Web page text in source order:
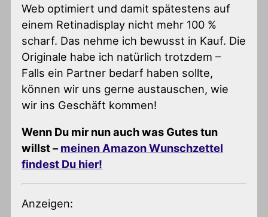
Web optimiert und damit spätestens auf
einem Retinadisplay nicht mehr 100 %
scharf. Das nehme ich bewusst in Kauf. Die
Originale habe ich natürlich trotzdem –
Falls ein Partner bedarf haben sollte,
können wir uns gerne austauschen, wie
wir ins Geschäft kommen!
Wenn Du mir nun auch was Gutes tun
willst –meinen Amazon Wunschzettel
findest Du hier!
Anzeigen: